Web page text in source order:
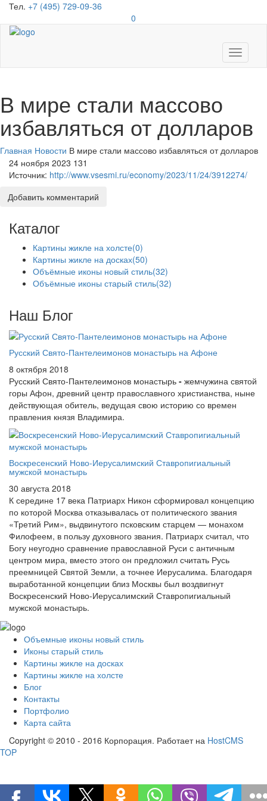
Тел. +7 (495) 729-09-36
0
Toggle
В мире стали массово
избавляться от долларов
Главная Новости В мире стали массово избавляться от долларов
24 ноября 2023 131
Источник: http://www.vsesmi.ru/economy/2023/11/24/3912274/
Добавить комментарий
Каталог
Картины жикле на холсте(0)
Картины жикле на досках(50)
Объёмные иконы новый стиль(32)
Объёмные иконы старый стиль(32)
Наш Блог
Русский Свято-Пантелеимонов монастырь на Афоне
8 октября 2018
Русский Свято-Пантелеимонов монастырь - жемчужина святой
горы Афон, древний центр православного христианства, ныне
действующая обитель, ведущая свою историю со времен
правления князя Владимира.
Воскресенский Ново-Иерусалимский Ставропигиальный
мужской монастырь
30 августа 2018
К середине 17 века Патриарх Никон сформировал концепцию
по которой Москва отказывалась от политического звания
«Третий Рим», выдвинутого псковским старцем — монахом
Филофеем, в пользу духовного звания. Патриарх считал, что
Богу неугодно сравнение православной Руси с античным
центром мира, вместо этого он предложил считать Русь
преемницей Святой Земли, а точнее Иерусалима. Благодаря
выработанной концепции близ Москвы был воздвигнут
Воскресенский Ново-Иерусалимский Ставропигиальный
мужской монастырь.
Объемные иконы новый стиль
Иконы старый стиль
Картины жикле на досках
Картины жикле на холсте
Блог
Контакты
Портфолио
Карта сайта
Copyright © 2010 - 2016 Корпорация. Работает на HostCMS
TOP